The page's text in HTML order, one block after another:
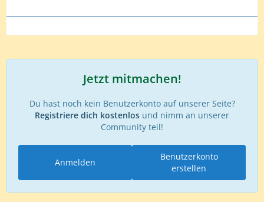
Jetzt mitmachen!
Du hast noch kein Benutzerkonto auf unserer Seite?
Registriere dich kostenlos und nimm an unserer
Community teil!
Benutzerkonto
erstellen
Anmelden